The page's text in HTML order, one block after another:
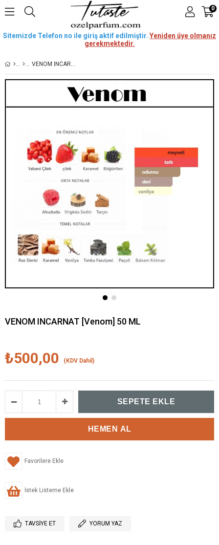
0
Sitemizde Telefon no ile giriş aktif edilmiştir. Yeniden üye olmanız
gerekmektedir.
VENOM INCARNAT [VENOM] 50 ML
VENOM INCARNAT [Venom] 50 ML
₺500,00 (KDV Dahil)
Favorilere Ekle
İstek Listeme Ekle
TAVSIYE ET YORUM YAZ